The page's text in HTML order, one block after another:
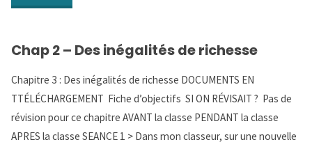
:
Les
des
Chap 2 – Des inégalités de richesse
Chapitre 3 : Des inégalités de richesse DOCUMENTS EN
TTÉLÉCHARGEMENT Fiche d’objectifs SI ON RÉVISAIT ? Pas de
révision pour ce chapitre AVANT la classe PENDANT la classe
APRES la classe SEANCE 1 > Dans mon classeur, sur une nouvelle